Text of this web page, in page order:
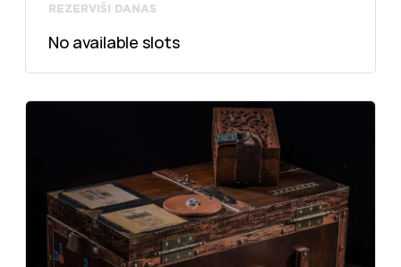
REZERVIŠI DANAS
No available slots